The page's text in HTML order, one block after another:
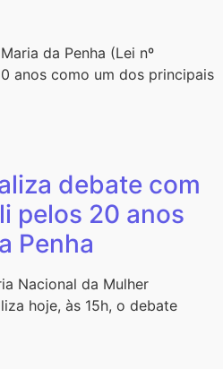
da Penha (Lei nº
anos como um dos principais
debate com
pelos 20 anos
Penha
Nacional da Mulher
hoje, às 15h, o debate